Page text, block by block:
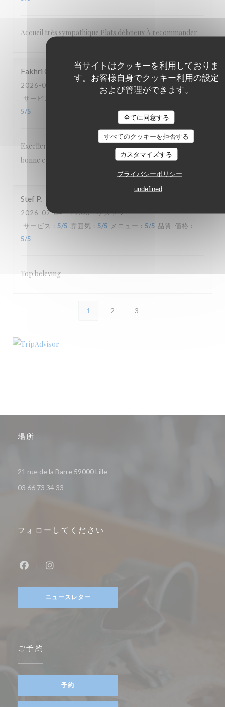
当サイトはクッキーを利用しておりま
す。お客様自身でクッキー利用の設定
および管理ができます。
全てに同意する
すべてのクッキーを拒否する
カスタマイズする
プライバシーポリシー
undefined
Accueil très sympathique Plats délicieux À recommander
Fakhri O
2026-07-08
- 19:45 - ゲスト 2
サービス
5/5
Excellent accueil Cadre agréable et authentique Très
bonne cuisine Personnel attentionné et sympathique
Stef P
2026-07-04- 19:00 - ゲスト 2
サービス : 5/5 雰囲気 : 5/5 メニュー : 5/5 品質-価格 :
5/5
Top beleving
1 2 3
場所
21 rue de la Barre 59000 Lille
03 66 73 34 33
フォローしてください
ニュースレター
ご予約
予約